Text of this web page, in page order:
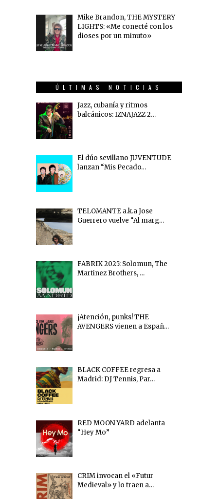
Mike Brandon, THE MYSTERY
LIGHTS: «Me conecté con los
dioses por un minuto»
ÚLTIMAS NOTICIAS
Jazz, cubanía y ritmos
balcánicos: IZNAJAZZ 2…
El dúo sevillano JUVENTUDE
lanzan “Mis Pecado…
TELOMANTE a.k.a Jose
Guerrero vuelve “Al marg…
FABRIK 2025: Solomun, The
Martinez Brothers, …
¡Atención, punks! THE
AVENGERS vienen a Españ…
BLACK COFFEE regresa a
Madrid: DJ Tennis, Par…
RED MOON YARD adelanta
“Hey Mo”
CRIM invocan el «Futur
Medieval» y lo traen a…